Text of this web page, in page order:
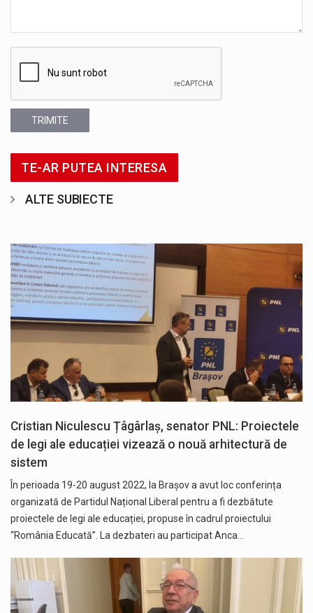
TRIMITE
TE-AR PUTEA INTERESA
ALTE SUBIECTE
Cristian Niculescu Țâgârlaș, senator PNL: Proiectele
de legi ale educației vizează o nouă arhitectură de
sistem
În perioada 19-20 august 2022, la Brașov a avut loc conferința
organizată de Partidul Național Liberal pentru a fi dezbătute
proiectele de legi ale educației, propuse în cadrul proiectului
“România Educată”. La dezbateri au participat Anca…